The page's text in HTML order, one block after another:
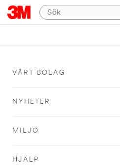
VÅRT BOLAG
NYHETER
MILJÖ
HJÄLP